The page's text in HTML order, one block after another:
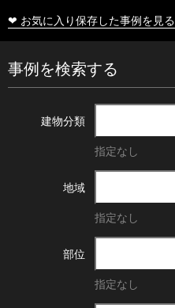
❤ お気に入り保存した事例を見る
事例を検索する
建物分類
指定なし
地域
指定なし
部位
指定なし